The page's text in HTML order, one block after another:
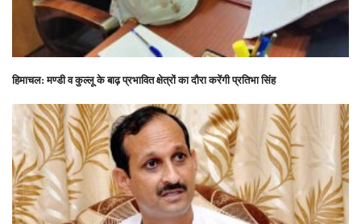
हिमाचल: मण्डी व कुल्लू के बाढ़ प्रभावित क्षेत्रों का दौरा करेंगी प्रतिभा सिंह